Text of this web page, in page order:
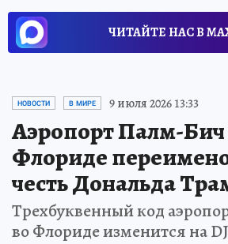
ЧИТАЙТЕ НАС В
НОВОСТИ В МИРЕ 9 июля 2026 13:33
Аэропорт Палм-Бич
Флориде
честь Дональда
Трехбуквенный код
во Флориде изменится на